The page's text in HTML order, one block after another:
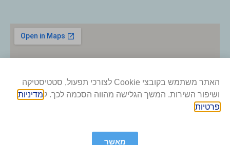
האתר משתמש בקובצי Cookie לצורכי תפעול, סטטיסטיקה
ושיפור השירות. המשך הגלישה מהווה הסכמה לכך. ל מדיניות
פרטיות
מאשר